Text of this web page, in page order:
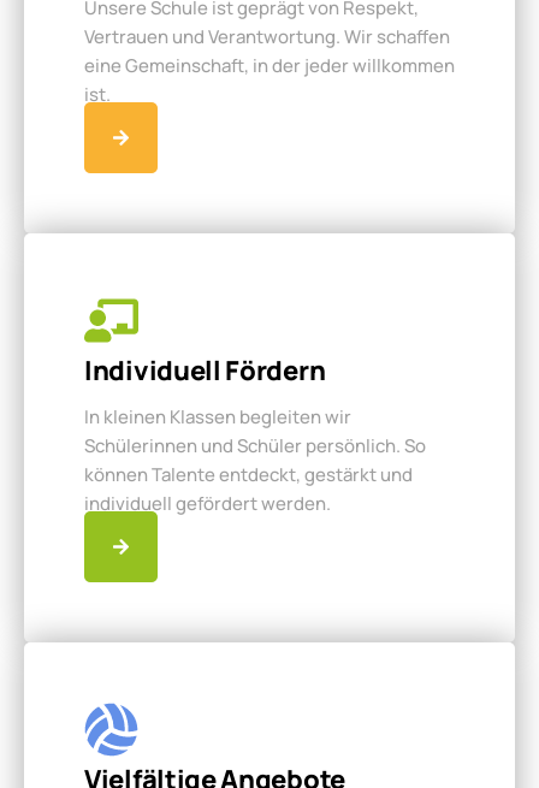
Unsere Schule ist geprägt von Respekt,
Vertrauen und Verantwortung. Wir schaffen
eine Gemeinschaft, in der jeder willkommen
ist.
Individuell Fördern
In kleinen Klassen begleiten wir
Schülerinnen und Schüler persönlich. So
können Talente entdeckt, gestärkt und
individuell gefördert werden.
Vielfältige Angebote